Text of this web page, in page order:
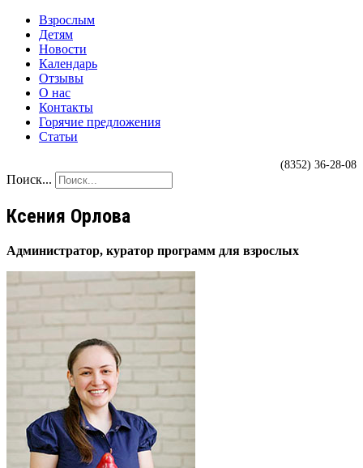
Взрослым
Детям
Новости
Календарь
Отзывы
О нас
Контакты
Горячие предложения
Статьи
(8352) 36-28-08
Поиск...
Ксения Орлова
Администратор, куратор программ для взрослых